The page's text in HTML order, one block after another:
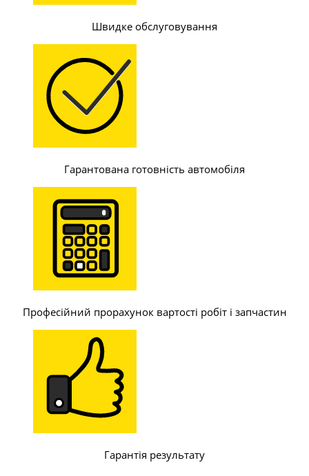
Швидке обслуговування
Гарантована готовність автомобіля
Професійний прорахунок вартості робіт і запчастин
Гарантія результату